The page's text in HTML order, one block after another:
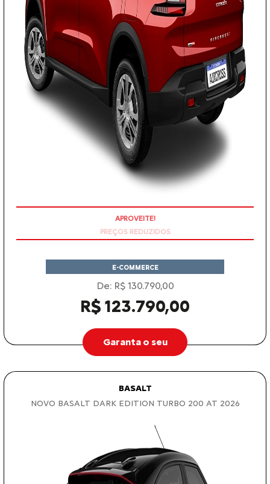
E-COMMERCE
De: R$ 130.790,00
R$ 123.790,00
Garanta o seu
BASALT
NOVO BASALT DARK EDITION TURBO 200 AT 2026